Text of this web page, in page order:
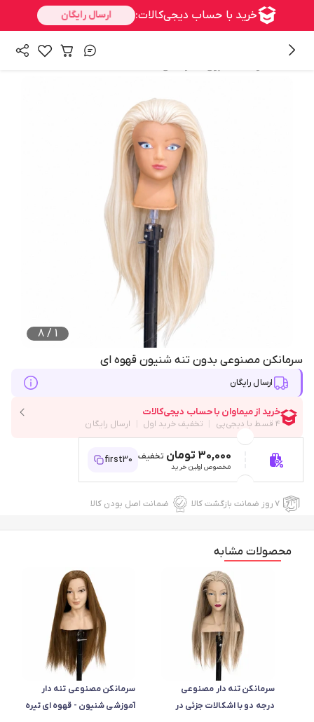
1
/
8
سرمانکن مصنوعی بدون تنه شنیون قهوه ای
ارسال رایگان
30,000 تومان تخفیف
مخصوص اولین خرید
first30
۷ روز ضمانت بازگشت کالا ضمانت اصل بودن کالا
محصولات مشابه
سرمانکن تنه دار مصنوعی
درجه دو با اشکالات جزئی در
سرمانکن مصنوعی تنه دار
آموزشی شنیون - قهوه ای تیره